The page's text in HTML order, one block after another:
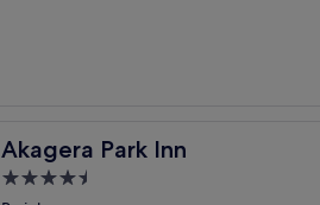
Akagera Park Inn
Akagera Park Inn
4.5-